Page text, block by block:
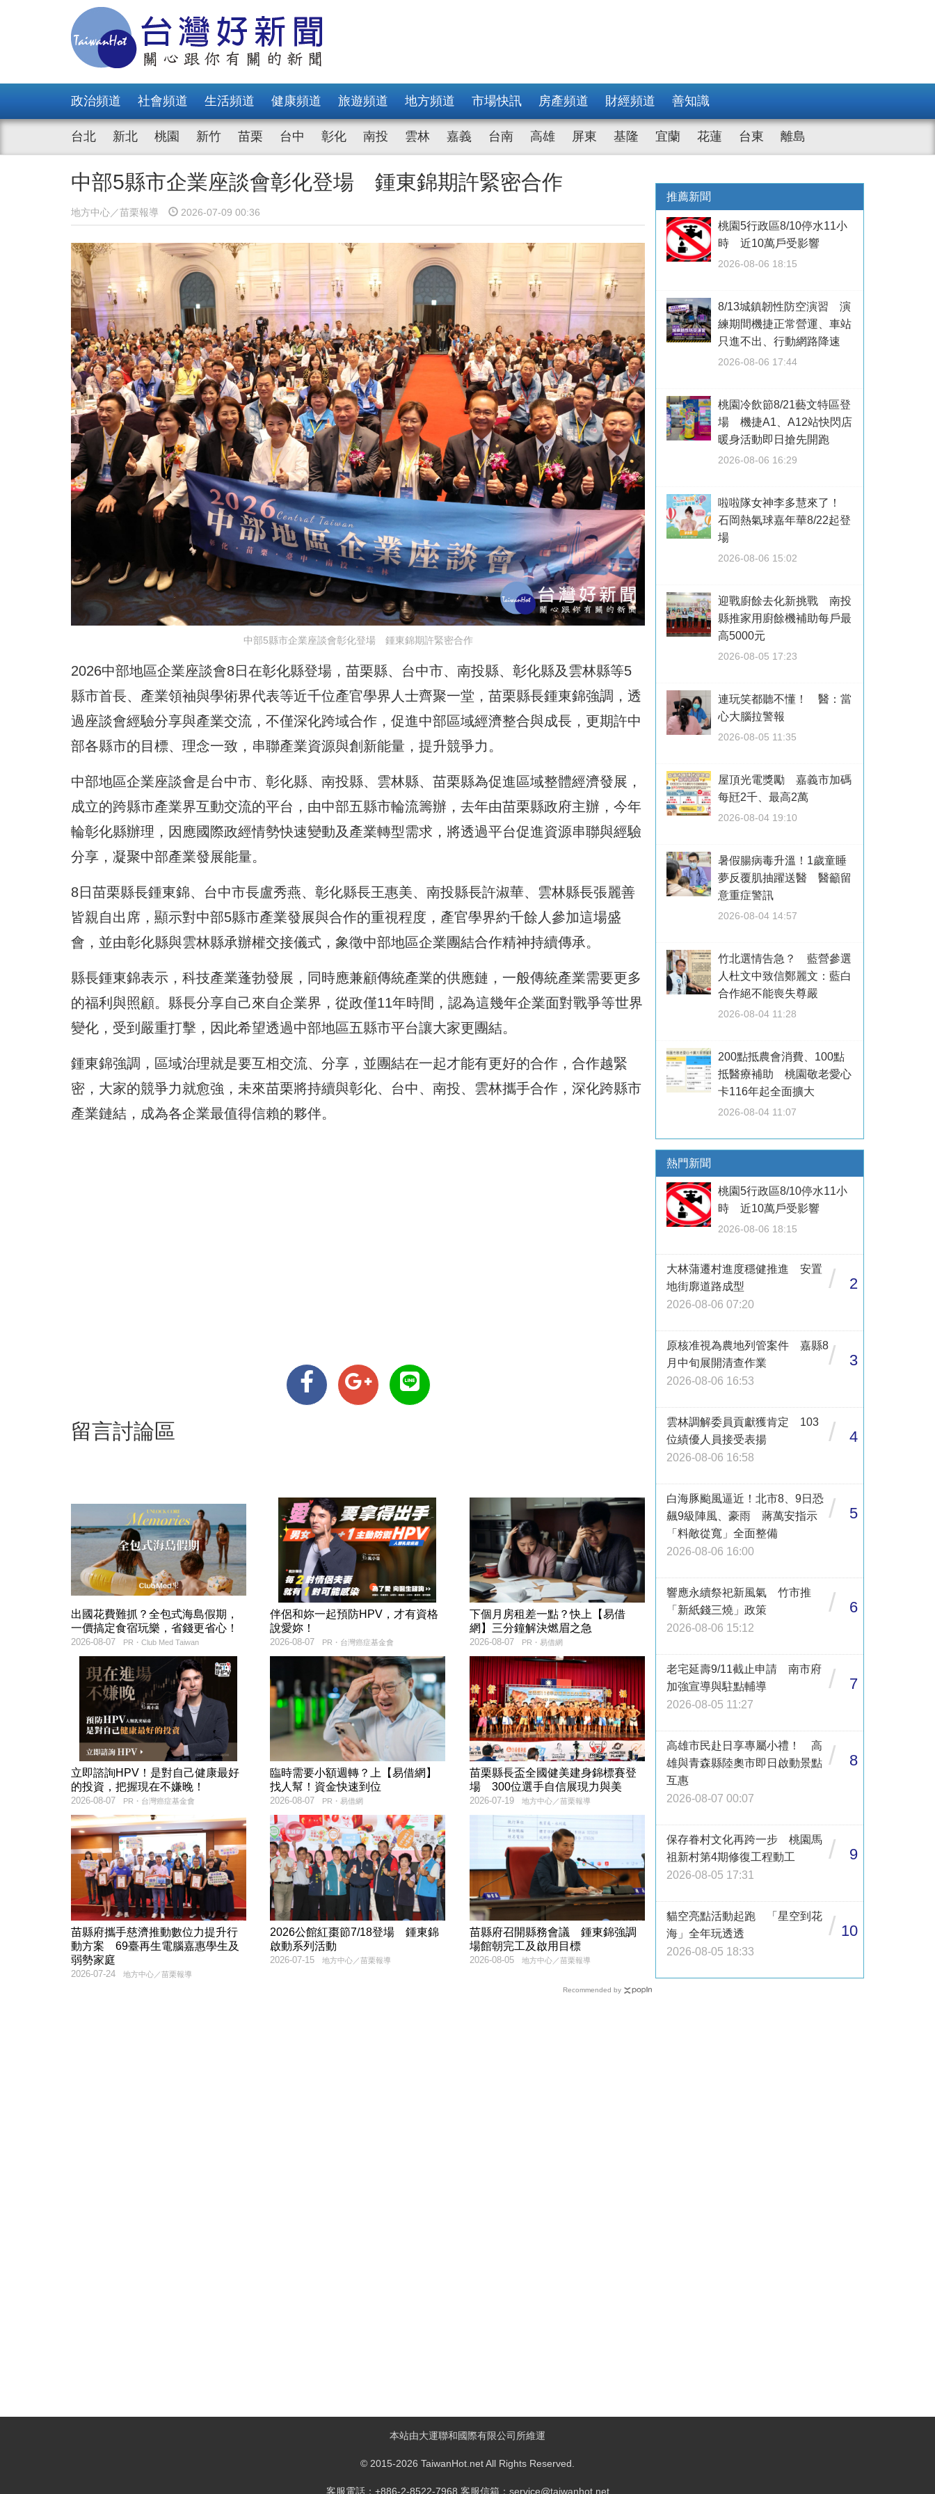
政治頻道 社會頻道 生活頻道 健康頻道 旅遊頻道 地方頻道 市場快訊 房產頻道 財經頻道 善知識
台北 新北 桃園 新竹 苗栗 台中 彰化 南投 雲林 嘉義 台南 高雄 屏東 基隆 宜蘭 花蓮 台東 離島
中部5縣市企業座談會彰化登場 鍾東錦期許緊密合作
地方中心／苗栗報導 2026-07-09 00:36
中部5縣市企業座談會彰化登場 鍾東錦期許緊密合作
2026中部地區企業座談會8日在彰化縣登場，苗栗縣、台中市、南投縣、彰化縣及雲林縣等5
縣市首長、產業領袖與學術界代表等近千位產官學界人士齊聚一堂，苗栗縣長鍾東錦強調，透
過座談會經驗分享與產業交流，不僅深化跨域合作，促進中部區域經濟整合與成長，更期許中
部各縣市的目標、理念一致，串聯產業資源與創新能量，提升競爭力。
中部地區企業座談會是台中市、彰化縣、南投縣、雲林縣、苗栗縣為促進區域整體經濟發展，
成立的跨縣市產業界互動交流的平台，由中部五縣市輪流籌辦，去年由苗栗縣政府主辦，今年
輪彰化縣辦理，因應國際政經情勢快速變動及產業轉型需求，將透過平台促進資源串聯與經驗
分享，凝聚中部產業發展能量。
8日苗栗縣長鍾東錦、台中市長盧秀燕、彰化縣長王惠美、南投縣長許淑華、雲林縣長張麗善
皆親自出席，顯示對中部5縣市產業發展與合作的重視程度，產官學界約千餘人參加這場盛
會，並由彰化縣與雲林縣承辦權交接儀式，象徵中部地區企業團結合作精神持續傳承。
縣長鍾東錦表示，科技產業蓬勃發展，同時應兼顧傳統產業的供應鏈，一般傳統產業需要更多
的福利與照顧。縣長分享自己來自企業界，從政僅11年時間，認為這幾年企業面對戰爭等世界
變化，受到嚴重打擊，因此希望透過中部地區五縣市平台讓大家更團結。
鍾東錦強調，區域治理就是要互相交流、分享，並團結在一起才能有更好的合作，合作越緊
密，大家的競爭力就愈強，未來苗栗將持續與彰化、台中、南投、雲林攜手合作，深化跨縣市
產業鏈結，成為各企業最值得信賴的夥伴。
留言討論區
出國花費難抓？全包式海島假期，
一價搞定食宿玩樂，省錢更省心！
PR・Club Med Taiwan
2026-08-07
伴侶和妳一起預防HPV，才有資格
說愛妳！
PR・台灣癌症基金會
2026-08-07
下個月房租差一點？快上【易借
網】三分鐘解決燃眉之急
PR・易借網
2026-08-07
立即諮詢HPV！是對自己健康最好
的投資，把握現在不嫌晚！
PR・台灣癌症基金會
2026-08-07
臨時需要小額週轉？上【易借網】
找人幫！資金快速到位
PR・易借網
2026-08-07
苗栗縣長盃全國健美建身錦標賽登
場 300位選手自信展現力與美
地方中心／苗栗報導
2026-07-19
苗縣府攜手慈濟推動數位力提升行
動方案 69臺再生電腦嘉惠學生及
弱勢家庭
地方中心／苗栗報導
2026-07-24
2026公館紅棗節7/18登場 鍾東錦
啟動系列活動
地方中心／苗栗報導
2026-07-15
苗縣府召開縣務會議 鍾東錦強調
場館朝完工及啟用目標
地方中心／苗栗報導
2026-08-05
Recommended by
推薦新聞
桃園5行政區8/10停水11小
時 近10萬戶受影響
2026-08-06 18:15
8/13城鎮韌性防空演習 演
練期間機捷正常營運、車站
只進不出、行動網路降速
2026-08-06 17:44
桃園冷飲節8/21藝文特區登
場 機捷A1、A12站快閃店
暖身活動即日搶先開跑
2026-08-06 16:29
啦啦隊女神李多慧來了！
石岡熱氣球嘉年華8/22起登
場
2026-08-06 15:02
迎戰廚餘去化新挑戰 南投
縣推家用廚餘機補助每戶最
高5000元
2026-08-05 17:23
連玩笑都聽不懂！ 醫：當
心大腦拉警報
2026-08-05 11:35
屋頂光電獎勵 嘉義市加碼
每瓩2千、最高2萬
2026-08-04 19:10
暑假腸病毒升溫！1歲童睡
夢反覆肌抽躍送醫 醫籲留
意重症警訊
2026-08-04 14:57
竹北選情告急？ 藍營參選
人杜文中致信鄭麗文：藍白
合作絕不能喪失尊嚴
2026-08-04 11:28
200點抵農會消費、100點
抵醫療補助 桃園敬老愛心
卡116年起全面擴大
2026-08-04 11:07
熱門新聞
桃園5行政區8/10停水11小
時 近10萬戶受影響
2026-08-06 18:15
大林蒲遷村進度穩健推進 安置
地街廓道路成型
2026-08-06 07:20
/ 2
原核准視為農地列管案件 嘉縣8
月中旬展開清查作業
2026-08-06 16:53
/ 3
雲林調解委員貢獻獲肯定 103
位績優人員接受表揚
2026-08-06 16:58
/ 4
白海豚颱風逼近！北市8、9日恐
飆9級陣風、豪雨 蔣萬安指示
「料敵從寬」全面整備
2026-08-06 16:00
/ 5
響應永續祭祀新風氣 竹市推
「新紙錢三燒」政策
2026-08-06 15:12
/ 6
老宅延壽9/11截止申請 南市府
加強宣導與駐點輔導
2026-08-05 11:27
/ 7
高雄市民赴日享專屬小禮！ 高
雄與青森縣陸奧市即日啟動景點
互惠
2026-08-07 00:07
/ 8
保存眷村文化再跨一步 桃園馬
祖新村第4期修復工程動工
2026-08-05 17:31
/ 9
貓空亮點活動起跑 「星空到花
海」全年玩透透
2026-08-05 18:33
/ 10
本站由大運聯和國際有限公司所維運
© 2015-2026 TaiwanHot.net All Rights Reserved.
客服電話：+886-2-8522-7968 客服信箱：service@taiwanhot.net